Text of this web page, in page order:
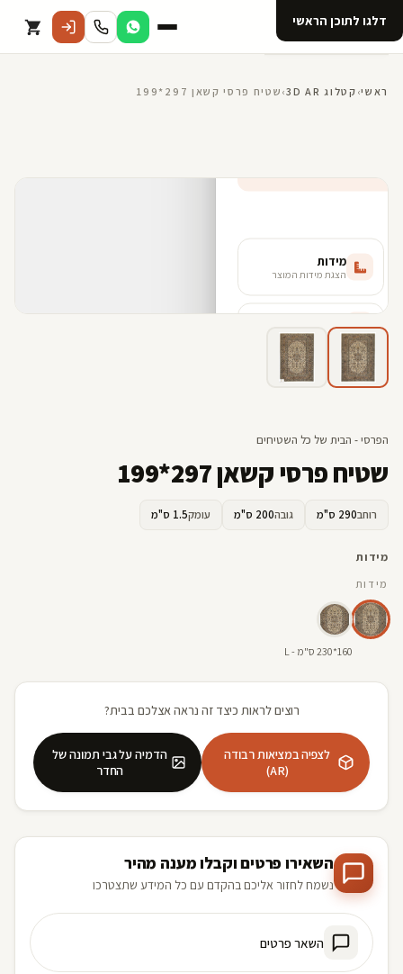
דלגו לתוכן הראשי
קטלוגראשי› קטלוג 3D AR › שטיח פרסי קשאן 297*199
הפרסי - הבית של כל השטיחים
שטיח פרסי קשאן 297*199
רוחב290 ס"מ גובה200 ס"מ עומק1.5 ס"מ
מידות
מידות
160*230 ס"מ - L
רוצים לראות כיצד זה נראה אצלכם בבית?
לצפיה במציאות רבודה
(AR)
הדמיה על גבי תמונה של
החדר
השאירו פרטים וקבלו מענה מהיר
נשמח לחזור אליכם בהקדם עם כל המידע שתצטרכו
השאר פרטים